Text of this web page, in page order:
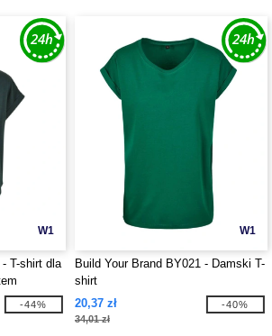
W1
T-shirt dla
-44%
W1
Build Your Brand BY021 - Damski T-
shirt
20,37 zł
34,01 zł
-40%